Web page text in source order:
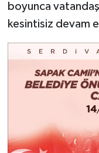
boyunca
kesintisiz devam